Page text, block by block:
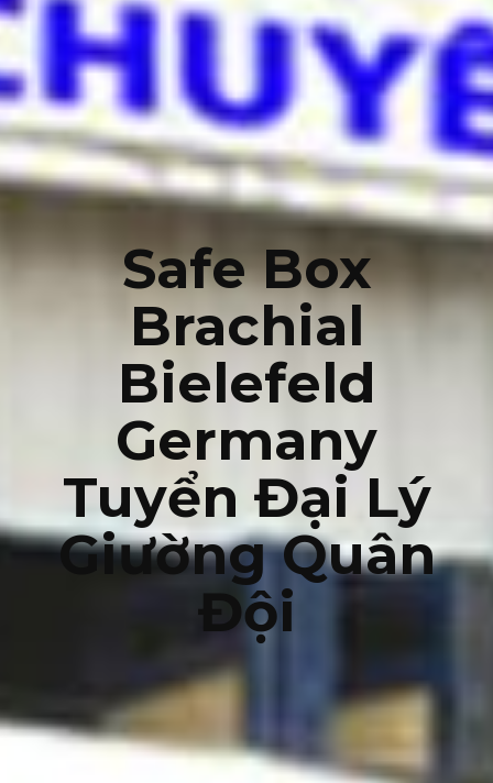
Safe Box
Brachial
Bielefeld
Germany
Tuyển Đại Lý
Giường Quân
Đội